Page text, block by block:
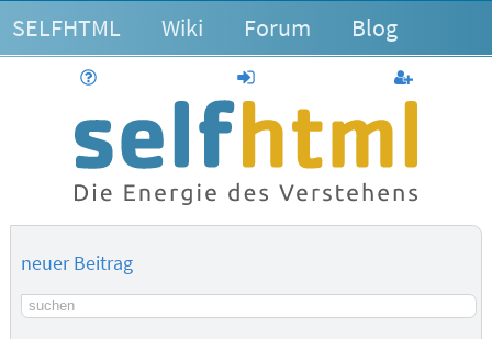
SELFHTML Wiki Forum Blog
anmelden
neuer Beitrag
Suchbegriff